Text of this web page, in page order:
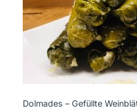
Dolmades – Gefüllte